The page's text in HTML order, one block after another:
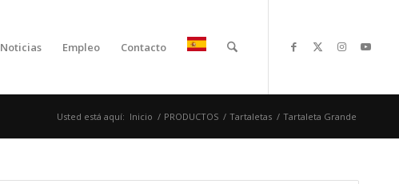
Noticias Empleo Contacto
Usted está aquí: Inicio / PRODUCTOS / Tartaletas / Tartaleta Grande